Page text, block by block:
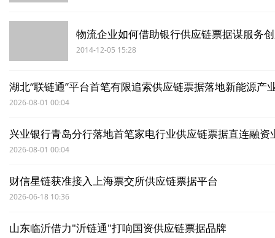
物流企业如何借助银行供应链票据谋服务创
2014-12-05 15:28
湖北“联链通”平台首笔有限追索供应链票据落地新能源产
2026-08-01 00:04
兴业银行青岛分行落地首笔家电行业供应链票据直连融资
2026-08-01 00:04
财信星链获准接入上海票交所供应链票据平台
2026-06-18 10:36
山东临沂借力"沂链通"打响国资供应链票据品牌